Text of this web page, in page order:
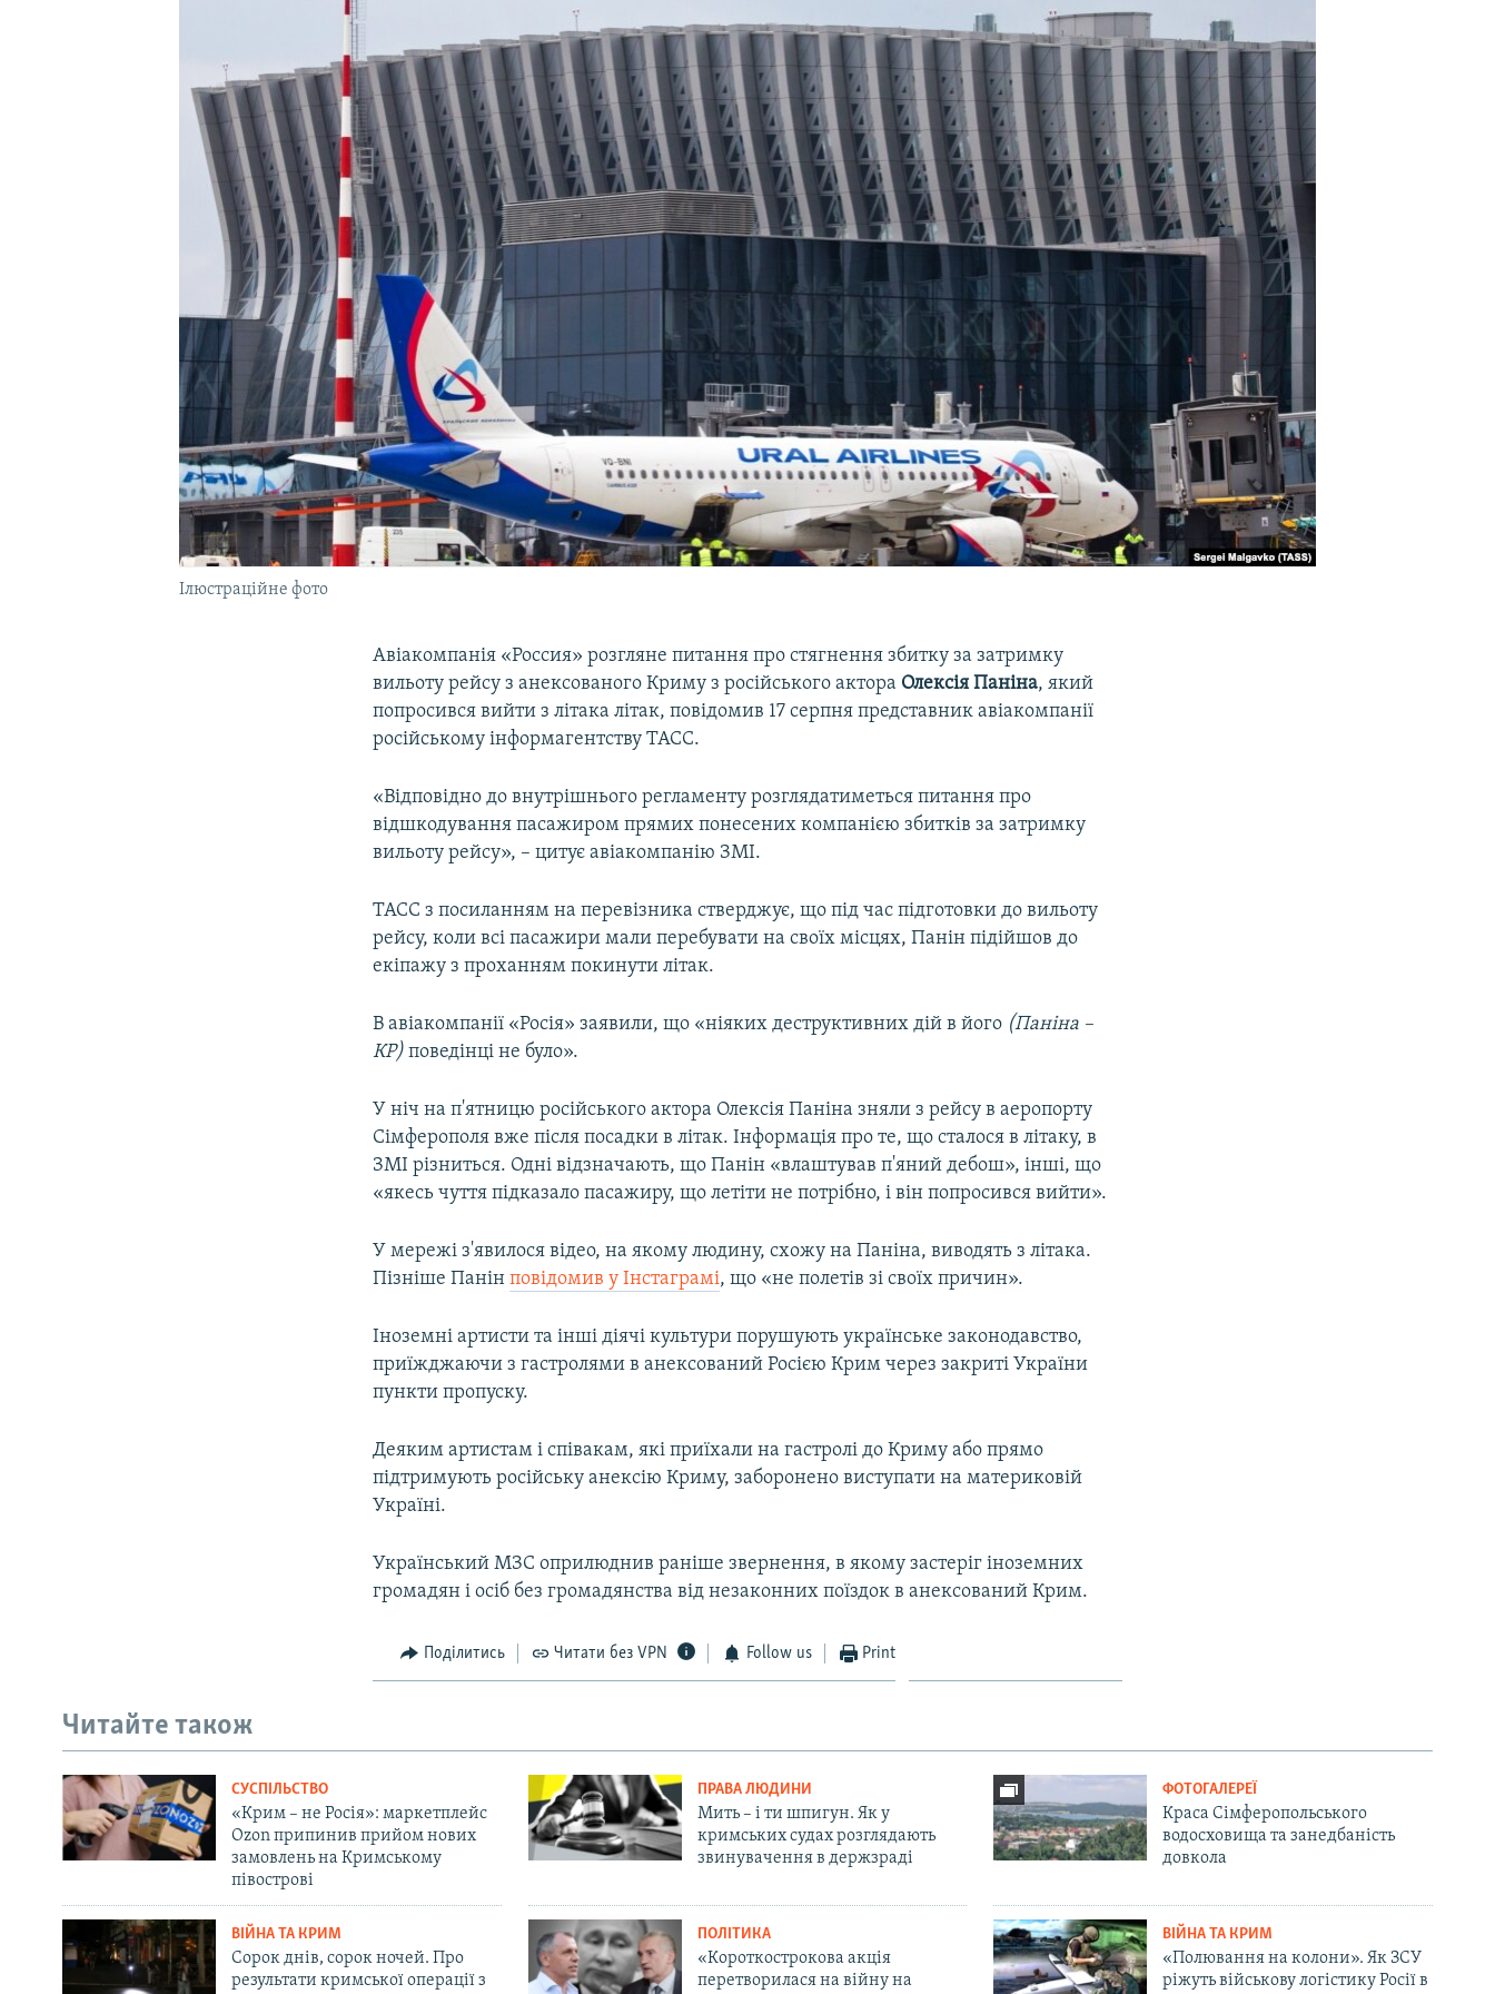
УКРАЇНСЬКА ПРОБЛЕМА КРИМУ
Ілюстраційне фото
Авіакомпанія «Россия» розгляне питання про стягнення збитку за затримку
вильоту рейсу з анексованого Криму з російського актора Олексія Паніна, який
попросився вийти з літака літак, повідомив 17 серпня представник авіакомпанії
російському інформагентству ТАСС.
«Відповідно до внутрішнього регламенту розглядатиметься питання про
відшкодування пасажиром прямих понесених компанією збитків за затримку
вильоту рейсу», – цитує авіакомпанію ЗМІ.
ТАСС з посиланням на перевізника стверджує, що під час підготовки до вильоту
рейсу, коли всі пасажири мали перебувати на своїх місцях, Панін підійшов до
екіпажу з проханням покинути літак.
В авіакомпанії «Росія» заявили, що «ніяких деструктивних дій в його (Паніна –
КР) поведінці не було».
У ніч на п'ятницю російського актора Олексія Паніна зняли з рейсу в аеропорту
Сімферополя вже після посадки в літак. Інформація про те, що сталося в літаку, в
ЗМІ різниться. Одні відзначають, що Панін «влаштував п'яний дебош», інші, що
«якесь чуття підказало пасажиру, що летіти не потрібно, і він попросився вийти».
У мережі з'явилося відео, на якому людину, схожу на Паніна, виводять з літака.
Пізніше Панінповідомив у Інстаграмі, що «не полетів зі своїх причин».
Іноземні артисти та інші діячі культури порушують українське законодавство,
приїжджаючи з гастролями в анексований Росією Крим через закриті України
пункти пропуску.
Деяким артистам і співакам, які приїхали на гастролі до Криму або прямо
підтримують російську анексію Криму, заборонено виступати на материковій
Україні.
Український МЗС оприлюднив раніше звернення, в якому застеріг іноземних
громадян і осіб без громадянства від незаконних поїздок в анексований Крим.
Поділитись Читати без VPN Follow us Print
Читайте також
СУСПІЛЬСТВО
«Крим – не Росія»: маркетплейс
Ozon припинив прийом нових
замовлень на Кримському
півострові
ПРАВА ЛЮДИНИ
Мить – і ти шпигун. Як у
кримських судах розглядають
звинувачення в держзраді
ФОТОГАЛЕРЕЇ
Краса Сімферопольського
водосховища та занедбаність
довкола
ВІЙНА ТА КРИМ
Сорок днів, сорок ночей. Про
результати кримської операції з
ПОЛІТИКА
«Короткострокова акція
перетворилася на війну на
ВІЙНА ТА КРИМ
«Полювання на колони». Як ЗСУ
ріжуть військову логістику Росії в